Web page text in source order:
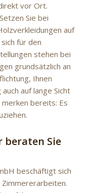
vor Ort.
Sie bei
auf
für den
stehen bei
grundsätzlich an
Ihnen
auf lange Sicht
bereits: Es
beraten Sie
beschäftigt sich